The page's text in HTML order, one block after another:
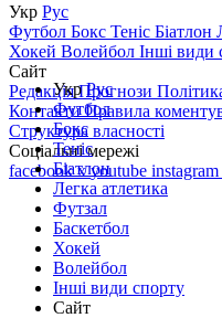
Укр Рус
Футбол Бокс Теніс Біатлон
Хокей Волейбол Інші види
Сайт
РедакціяПрогнози
КонтактиПравила
Структура власності
Соціальні мережі
facebookxyoutube instagram
УкрРус
Футбол
Бокс
Теніс
Біатлон
Легка атлетика
Футзал
Баскетбол
Хокей
Волейбол
Інші види спорту
Сайт